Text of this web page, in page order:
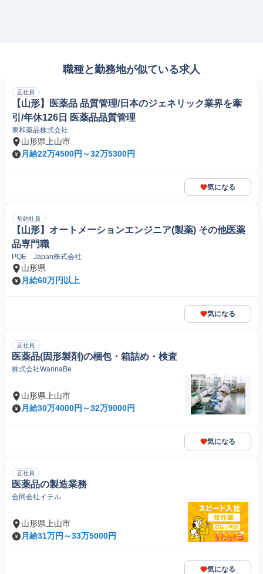
職種と勤務地が似ている求人
正社員
【山形】医薬品 品質管理/日本のジェネリック業界を牽
引/年休126日 医薬品品質管理
東和薬品株式会社
山形県上山市
月給22万4500円～32万5300円
気になる
契約社員
【山形】オートメーションエンジニア(製薬) その他医薬
品専門職
PQE Japan株式会社
山形県
月給60万円以上
気になる
正社員
医薬品(固形製剤)の梱包・箱詰め・検査
株式会社WannaBe
山形県上山市
月給30万4000円～32万9000円
気になる
正社員
医薬品の製造業務
合同会社イテル
山形県上山市
月給31万円～33万5000円
気になる